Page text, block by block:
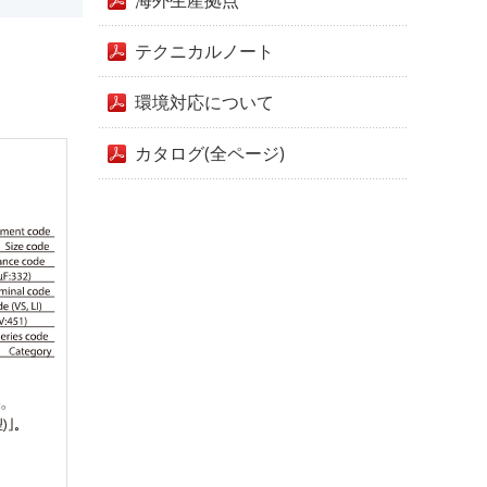
テクニカルノート
環境対応について
カタログ(全ページ)